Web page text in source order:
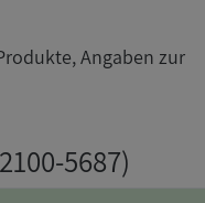
Angaben zur
5687)